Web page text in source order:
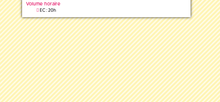
Volume horaire
EC : 20h